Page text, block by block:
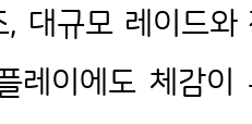
대규모 레이드
레이에도 체감